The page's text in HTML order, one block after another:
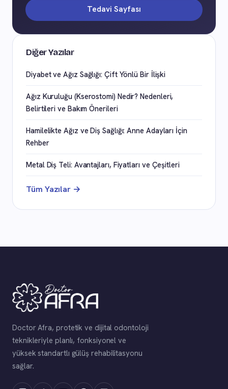
Tedavi Sayfası
Diğer Yazılar
Diyabet ve Ağız Sağlığı: Çift Yönlü Bir İlişki
Ağız Kuruluğu (Kserostomi) Nedir? Nedenleri,
Belirtileri ve Bakım Önerileri
Hamilelikte Ağız ve Diş Sağlığı: Anne Adayları İçin
Rehber
Metal Diş Teli: Avantajları, Fiyatları ve Çeşitleri
Tüm Yazılar →
Doctor Afra, protetik ve dijital odontoloji
teknikleriyle planlı, fonksiyonel ve
yüksek standartlı gülüş rehabilitasyonu
sağlar.